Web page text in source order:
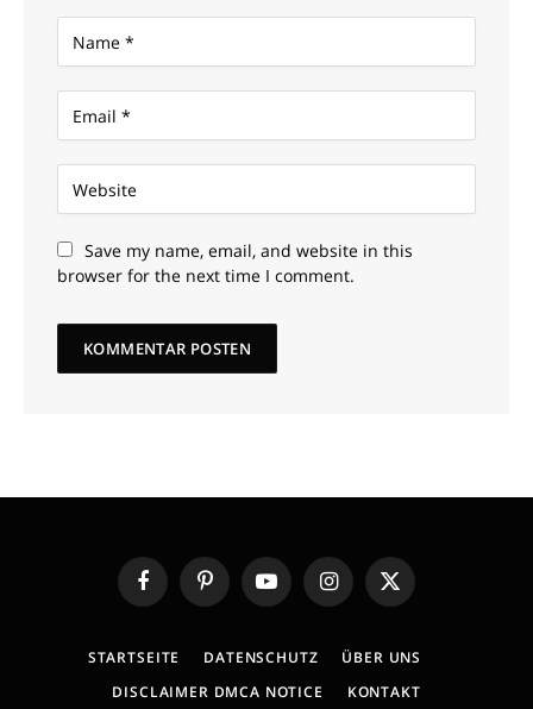
Save my name, email, and website in this
browser for the next time I comment.
FacebookPinterestYouTubeInstagram
X
(Twitter)
STARTSEITE DATENSCHUTZ
ÜBER UNS
DISCLAIMER DMCA NOTICE
KONTAKT